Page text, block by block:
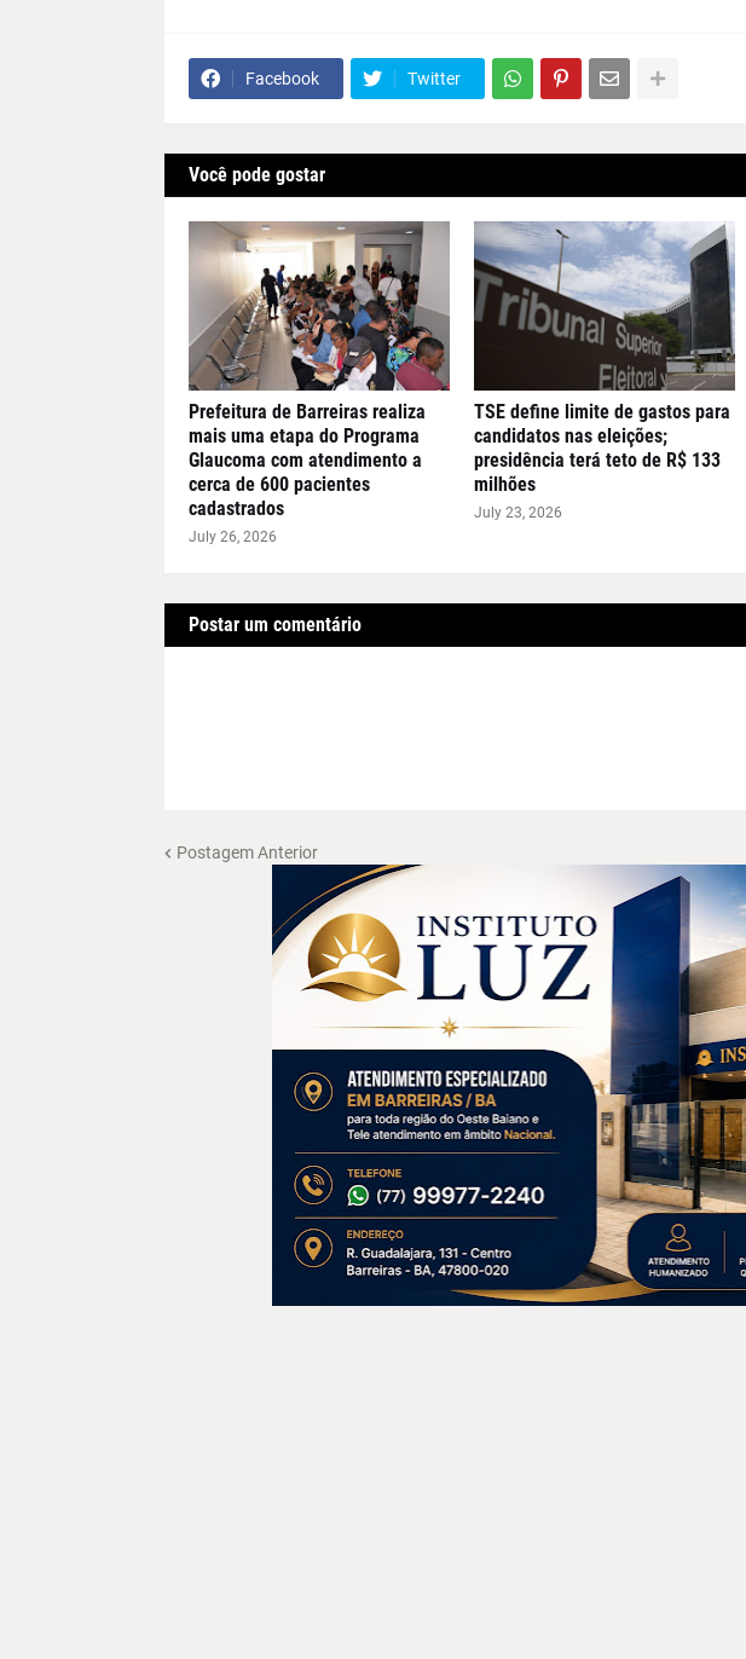
Facebook Twitter
Você pode gostar
Prefeitura de Barreiras realiza
mais uma etapa do Programa
Glaucoma com atendimento a
cerca de 600 pacientes
cadastrados
July 26, 2026
TSE define limite de gastos para
candidatos nas eleições;
presidência terá teto de R$ 133
milhões
July 23, 2026
Postar um comentário
Postagem Anterior